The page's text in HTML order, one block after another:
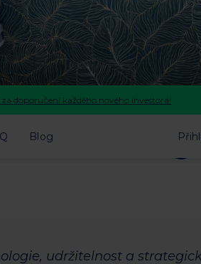
za doporučení každého nového investora!
Blog
hvězda
udržitelnost a